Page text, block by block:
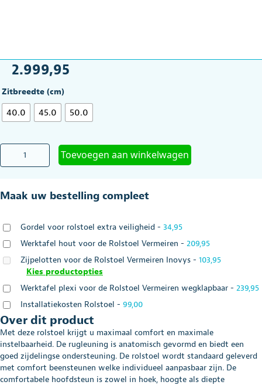
2.999,95
Zitbreedte (cm)
40.0 45.0 50.0
Rolstoel
EVO
en
kantelbaar
Toevoegen aan winkelwagen
Maak uw bestelling compleet
Gordel voor rolstoel extra veiligheid - 34,95
Werktafel hout voor de Rolstoel Vermeiren - 209,95
Zijpelotten voor de Rolstoel Vermeiren Inovys - 103,95
Kies productopties
Werktafel plexi voor de Rolstoel Vermeiren wegklapbaar - 239,95
Installatiekosten Rolstoel - 99,00
Over dit product
Met deze rolstoel krijgt u maximaal comfort en maximale
instelbaarheid. De rugleuning is anatomisch gevormd en biedt een
goed zijdelingse ondersteuning. De rolstoel wordt standaard geleverd
met comfort beensteunen welke individueel aanpasbaar zijn. De
comfortabele hoofdsteun is zowel in hoek, hoogte als diepte